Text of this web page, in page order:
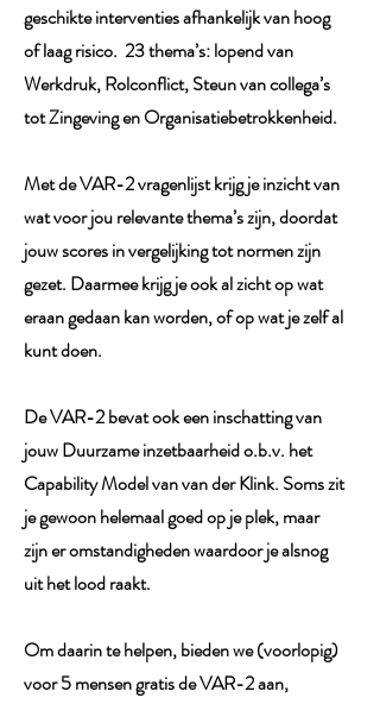
geschikte interventies afhankelijk van hoog
of laag risico. 23 thema’s: lopend van
Werkdruk, Rolconflict, Steun van collega’s
tot Zingeving en Organisatiebetrokkenheid.
Met de VAR-2 vragenlijst krijg je inzicht van
wat voor jou relevante thema’s zijn, doordat
jouw scores in vergelijking tot normen zijn
gezet. Daarmee krijg je ook al zicht op wat
eraan gedaan kan worden, of op wat je zelf al
kunt doen.
De VAR-2 bevat ook een inschatting van
jouw Duurzame inzetbaarheid o.b.v. het
Capability Model van van der Klink. Soms zit
je gewoon helemaal goed op je plek, maar
zijn er omstandigheden waardoor je alsnog
uit het lood raakt.
Om daarin te helpen, bieden we (voorlopig)
voor 5 mensen gratis de VAR-2 aan,